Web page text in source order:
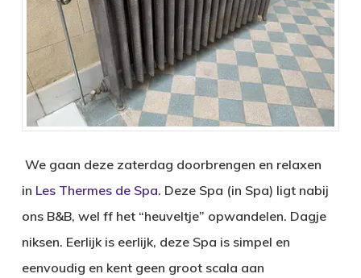
We gaan deze zaterdag doorbrengen en relaxen
in Les Thermes de Spa. Deze Spa (in Spa) ligt nabij
ons B&B, wel ff het “heuveltje” opwandelen. Dagje
niksen. Eerlijk is eerlijk, deze Spa is simpel en
eenvoudig en kent geen groot scala aan